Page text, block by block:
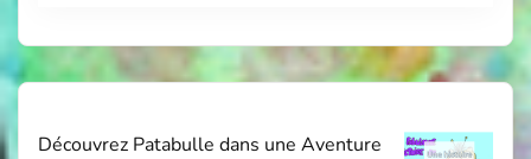
Découvrez Patabulle dans une Aventure